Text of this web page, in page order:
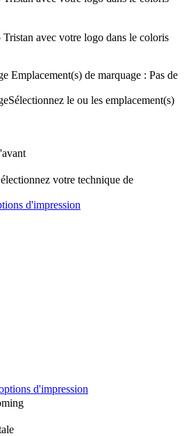
Emplacement(s) de marquage : Pas de
Sélectionnez le ou les emplacement(s)
votre technique de
d'impression
d'impression